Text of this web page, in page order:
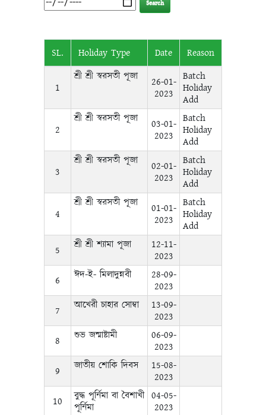
SL. Holiday Type Date Reason
1
শ্রী শ্রী স্বরসতী পূজা
26-01-
2023
Batch
Holiday
Add
2
শ্রী শ্রী স্বরসতী পূজা
03-01-
2023
Batch
Holiday
Add
3
শ্রী শ্রী স্বরসতী পূজা
02-01-
2023
Batch
Holiday
Add
4
শ্রী শ্রী স্বরসতী পূজা
01-01-
2023
Batch
Holiday
Add
5
শ্রী শ্রী শ্যামা পূজা
12-11-
2023
6
ঈদ-ই- মিলাদুন্নবী
28-09-
2023
7
আখেরী চাহার সোম্বা
13-09-
2023
8
শুভ জন্মাষ্টামী
06-09-
2023
9
জাতীয় শোকি দিবস
15-08-
2023
10
বুদ্ধ পূর্নিমা বা বৈশাখী
পূর্নিমা
04-05-
2023